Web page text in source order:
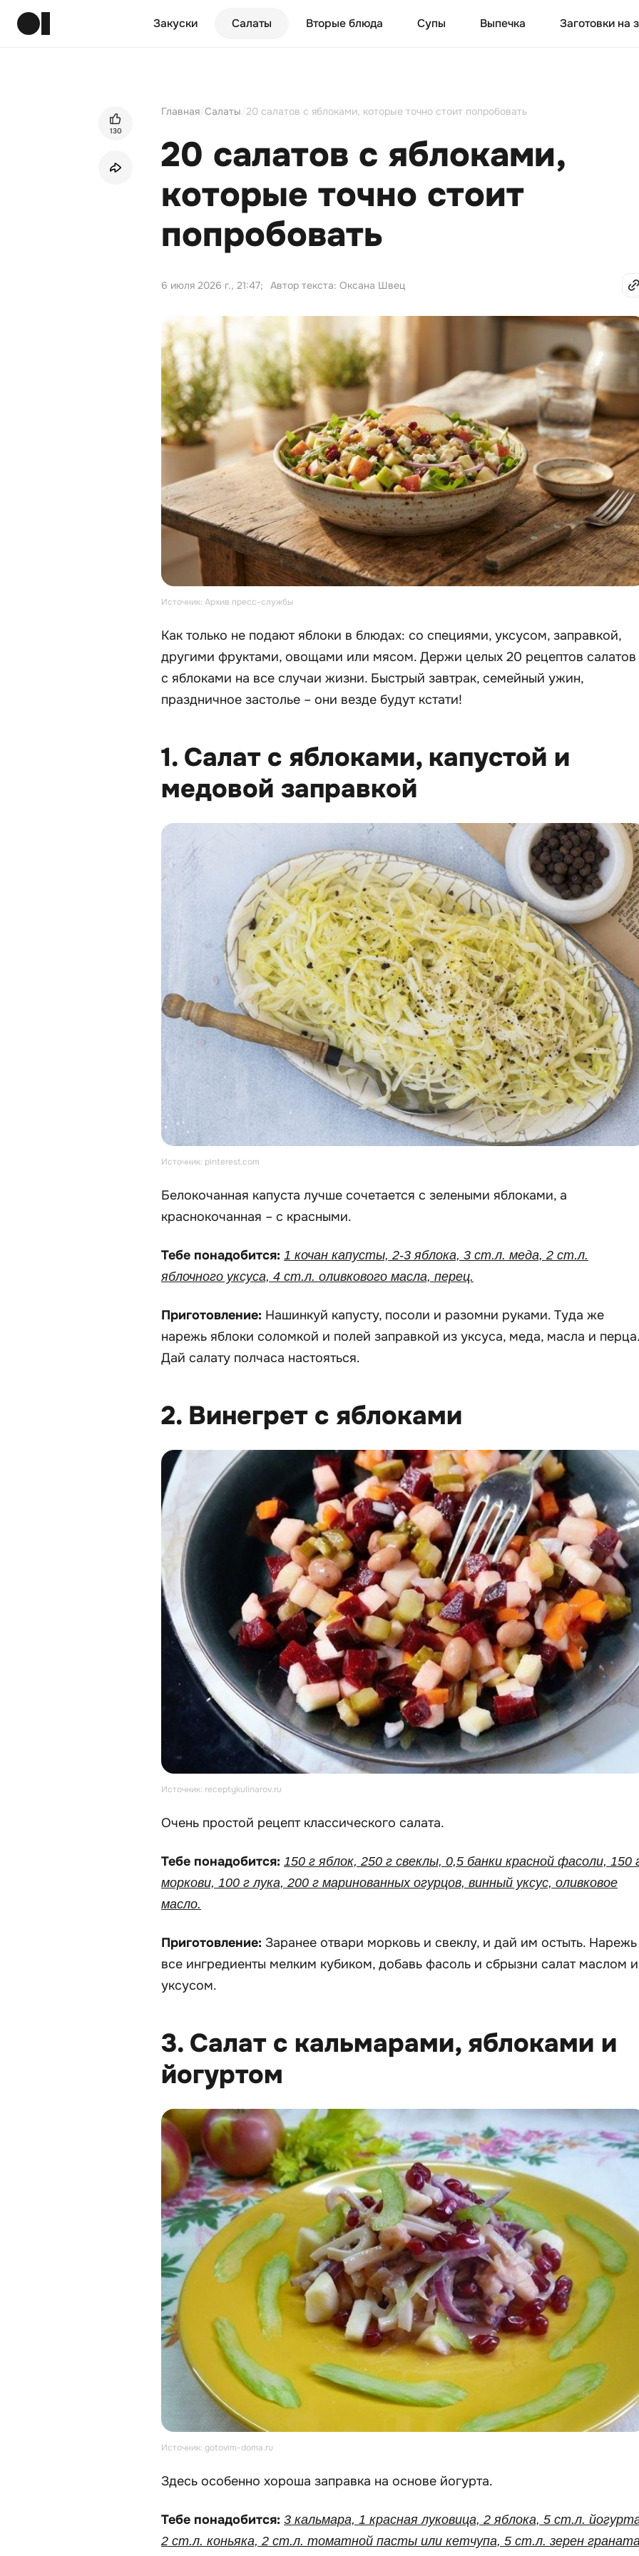
Закуски Салаты Вторые блюда Супы Выпечка Заготовки на
130
Главная Салаты 20 салатов с яблоками, которые точно стоит попробовать
20 салатов с яблоками,
которые точно стоит
попробовать
6 июля 2026 г., 21:47; Автор текста: Оксана Швец
Источник: Архив пресс-службы
Как только не подают яблоки в блюдах: со специями, уксусом, заправкой,
другими фруктами, овощами или мясом. Держи целых 20 рецептов салатов
с яблоками на все случаи жизни. Быстрый завтрак, семейный ужин,
праздничное застолье – они везде будут кстати!
1. Салат с яблоками, капустой и
медовой заправкой
Источник: pinterest.com
Белокочанная капуста лучше сочетается с зелеными яблоками, а
краснокочанная – с красными.
Тебе понадобится: 1 кочан капусты, 2-3 яблока, 3 ст.л. меда, 2 ст.л.
яблочного уксуса, 4 ст.л. оливкового масла, перец.
Приготовление: Нашинкуй капусту, посоли и разомни руками. Туда же
нарежь яблоки соломкой и полей заправкой из уксуса, меда, масла и перца.
Дай салату полчаса настояться.
2. Винегрет с яблоками
Источник: receptykulinarov.ru
Очень простой рецепт классического салата.
Тебе понадобится: 150 г яблок, 250 г свеклы, 0,5 банки красной фасоли, 150
моркови, 100 г лука, 200 г маринованных огурцов, винный уксус, оливковое
масло.
Приготовление: Заранее отвари морковь и свеклу, и дай им остыть. Нарежь
все ингредиенты мелким кубиком, добавь фасоль и сбрызни салат маслом и
уксусом.
3. Салат с кальмарами, яблоками и
йогуртом
Источник: gotovim-doma.ru
Здесь особенно хороша заправка на основе йогурта.
Тебе понадобится: 3 кальмара, 1 красная луковица, 2 яблока, 5 ст.л.
2 ст.л. коньяка, 2 ст.л. томатной пасты или кетчупа, 5 ст.л. зерен